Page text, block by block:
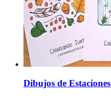
Dibujos de Estaciones